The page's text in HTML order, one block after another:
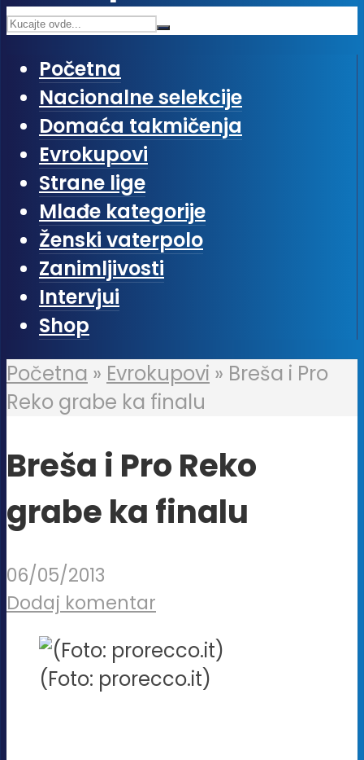
Početna
Nacionalne selekcije
Domaća takmičenja
Evrokupovi
Strane lige
Mlađe kategorije
Ženski vaterpolo
Zanimljivosti
Intervjui
Shop
Početna » Evrokupovi » Breša i Pro
Reko grabe ka finalu
Breša i Pro Reko
grabe ka finalu
06/05/2013
Dodaj komentar
(Foto: prorecco.it)